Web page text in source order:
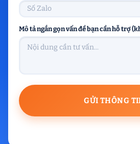
Mô tả ngắn gọn vấn đề bạn cần hỗ trợ